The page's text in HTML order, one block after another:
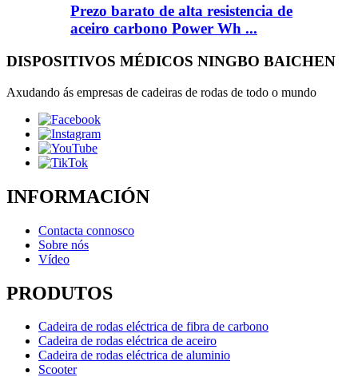
Prezo barato de alta resistencia de
aceiro carbono Power Wh ...
DISPOSITIVOS MÉDICOS NINGBO BAICHEN
Axudando ás empresas de cadeiras de rodas de todo o mundo
INFORMACIÓN
Contacta connosco
Sobre nós
Vídeo
PRODUTOS
Cadeira de rodas eléctrica de fibra de carbono
Cadeira de rodas eléctrica de aceiro
Cadeira de rodas eléctrica de aluminio
Scooter